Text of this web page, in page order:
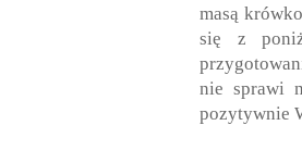
masą
się z
nie sprawi
pozytywnie